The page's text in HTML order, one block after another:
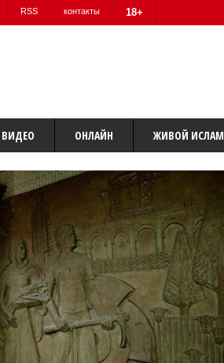
RSS контакты 18+
ВИДЕО ОНЛАЙН ЖИВОЙ ИСЛАМ